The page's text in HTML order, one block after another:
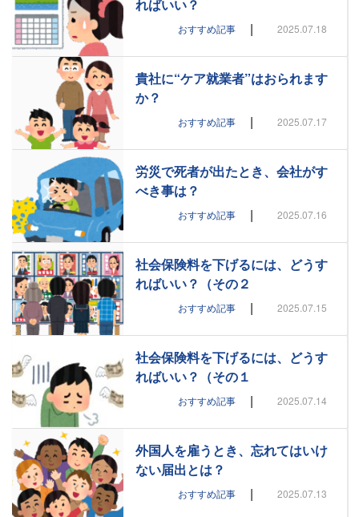
ればいい？
おすすめ記事 | 2025.07.18
貴社に“ケア就業者”はおられます
か？
おすすめ記事 | 2025.07.17
労災で死者が出たとき、会社がす
べき事は？
おすすめ記事 | 2025.07.16
社会保険料を下げるには、どうす
ればいい？（その２
おすすめ記事 | 2025.07.15
社会保険料を下げるには、どうす
ればいい？（その１
おすすめ記事 | 2025.07.14
外国人を雇うとき、忘れてはいけ
ない届出とは？
おすすめ記事 | 2025.07.13